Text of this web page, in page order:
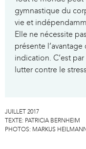
gymnastique du
vie et
Elle ne nécessite
présente
indication. C’est
lutter contre le
JUILLET 2017
TEXTE: PATRICIA BERNHEIM
PHOTOS: MARKUS